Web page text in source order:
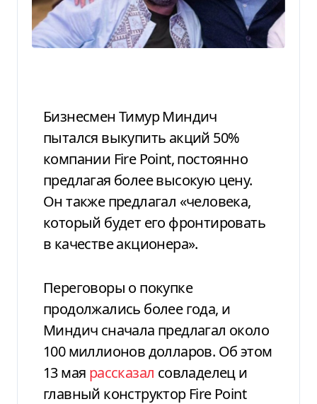
Бизнесмен Тимур Миндич
пытался выкупить акций 50%
компании Fire Point, постоянно
предлагая более высокую цену.
Он также предлагал «человека,
который будет его фронтировать
в качестве акционера».
Переговоры о покупке
продолжались более года, и
Миндич сначала предлагал около
100 миллионов долларов. Об этом
13 мая рассказал совладелец и
главный конструктор Fire Point